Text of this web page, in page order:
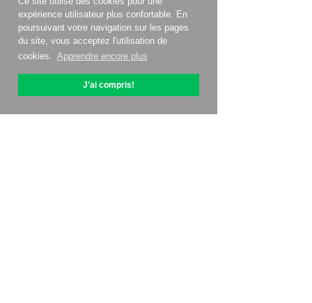
expérience utilisateur plus confortable. En
poursuivant votre navigation sur les pages
du site, vous acceptez l'utilisation de
cookies. Apprendre encore plus
J'ai compris!